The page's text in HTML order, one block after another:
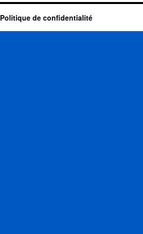
Politique de confidentialité